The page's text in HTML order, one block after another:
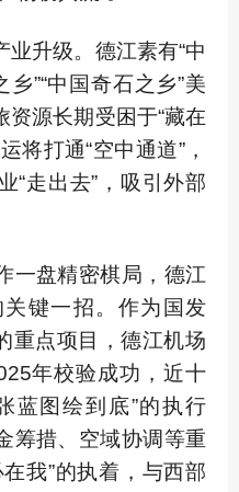
升级。德江素有“中
乡”“中国奇石之乡”美
源长期受困于“藏在
将打通“空中通道”，
“走出去”，吸引外部
盘精密棋局，德江
键一招。作为国发
重点项目，德江机场
年校验成功，近十
蓝图绘到底”的执行
筹措、空域协调等重
我”的执着，与西部